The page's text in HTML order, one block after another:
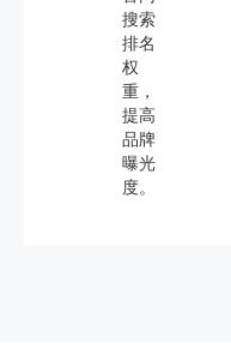
搜索
排名
权
重，
提高
品牌
曝光
度。